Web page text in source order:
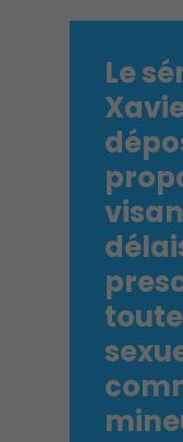
Le